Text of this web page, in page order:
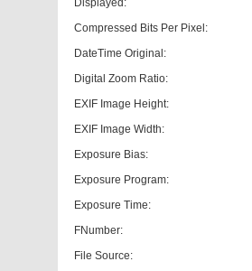
Displayed:
Compressed Bits Per Pixel:
DateTime Original:
Digital Zoom Ratio:
EXIF Image Height:
EXIF Image Width:
Exposure Bias:
Exposure Program:
Exposure Time:
FNumber:
File Source: